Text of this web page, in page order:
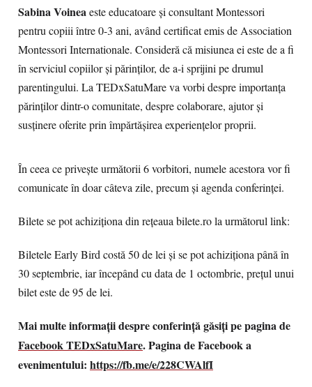
Sabina Voineaeste educatoare și consultant Montessori
pentru copiii între 0-3 ani, având certificat emis de Association
Montessori Internationale. Consideră că misiunea ei este de a fi
în serviciul copiilor și părinților, de a-i sprijini pe drumul
parentingului. La TEDxSatuMare va vorbi despre importanța
părinților dintr-o comunitate, despre colaborare, ajutor și
susținere oferite prin împărtășirea experiențelor proprii.
În ceea ce privește următorii 6 vorbitori, numele acestora vor fi
comunicate în doar câteva zile, precum și agenda conferinței.
Bilete se pot achiziționa din rețeaua bilete.ro la următorul link:
Biletele Early Bird costă 50 de lei și se pot achiziționa până în
30 septembrie, iar începând cu data de 1 octombrie, prețul unui
bilet este de 95 de lei.
Mai multe informații despre conferință găsiți pe pagina de
Facebook TEDxSatuMare. Pagina de Facebook a
evenimentului: https://fb.me/e/228CWAlfI